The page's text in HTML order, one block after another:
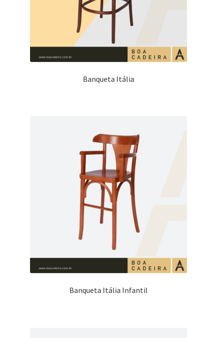
Banqueta Itália
Banqueta Itália Infantil